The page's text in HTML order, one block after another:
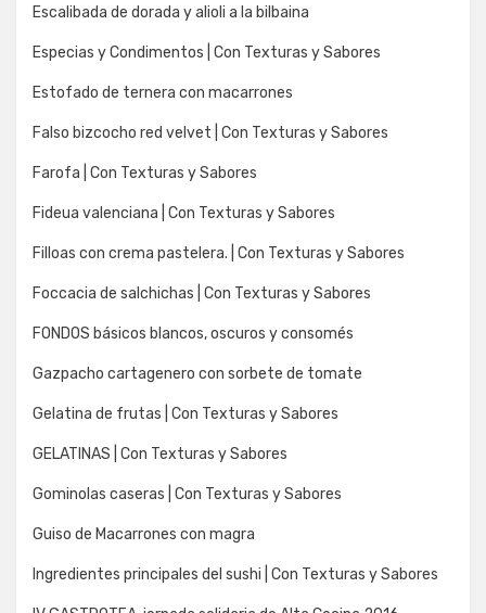
Escalibada de dorada y alioli a la bilbaina
Especias y Condimentos | Con Texturas y Sabores
Estofado de ternera con macarrones
Falso bizcocho red velvet | Con Texturas y Sabores
Farofa | Con Texturas y Sabores
Fideua valenciana | Con Texturas y Sabores
Filloas con crema pastelera. | Con Texturas y Sabores
Foccacia de salchichas | Con Texturas y Sabores
FONDOS básicos blancos, oscuros y consomés
Gazpacho cartagenero con sorbete de tomate
Gelatina de frutas | Con Texturas y Sabores
GELATINAS | Con Texturas y Sabores
Gominolas caseras | Con Texturas y Sabores
Guiso de Macarrones con magra
Ingredientes principales del sushi | Con Texturas y Sabores